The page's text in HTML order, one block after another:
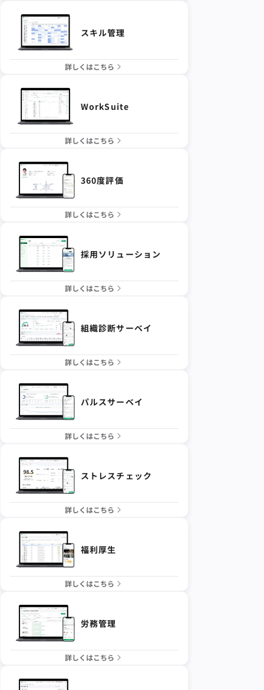
スキル管理
詳しくはこちら
WorkSuite
詳しくはこちら
360度評価
詳しくはこちら
採用ソリューション
詳しくはこちら
組織診断サーベイ
詳しくはこちら
パルスサーベイ
詳しくはこちら
ストレスチェック
詳しくはこちら
福利厚生
詳しくはこちら
労務管理
詳しくはこちら